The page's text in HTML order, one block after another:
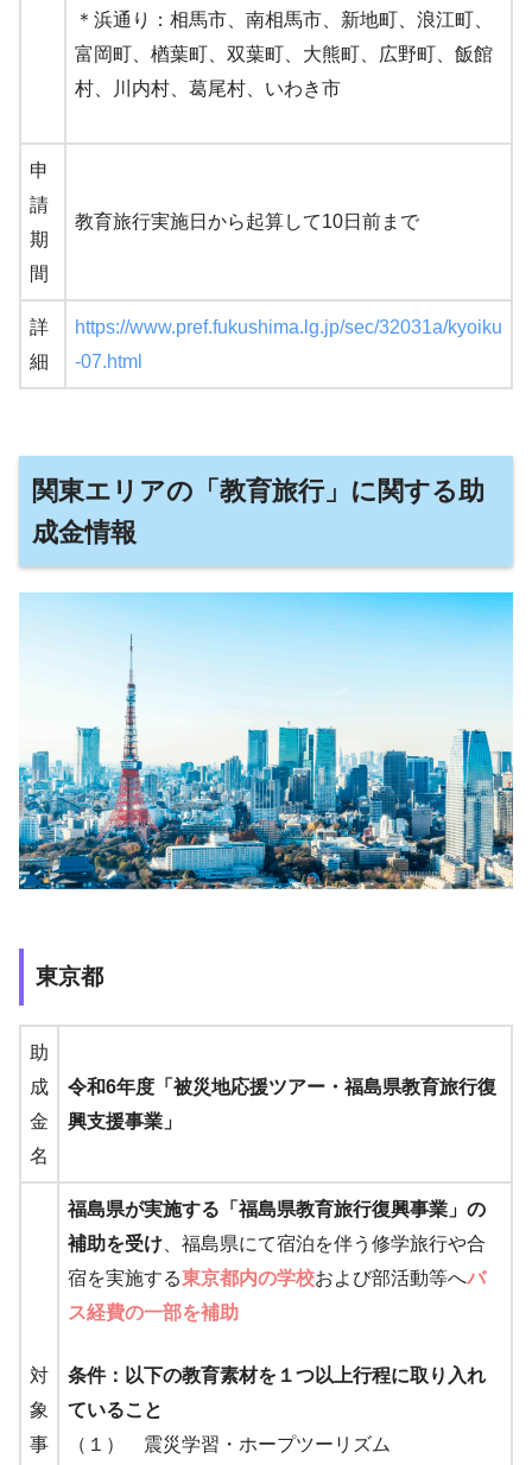
＊浜通り：相馬市、南相馬市、新地町、浪江町、
富岡町、楢葉町、双葉町、大熊町、広野町、飯館
村、川内村、葛尾村、いわき市
申
請
期
間
教育旅行実施日から起算して10日前まで
詳
細
https://www.pref.fukushima.lg.jp/sec/32031a/kyoiku
-07.html
関東エリアの「教育旅行」に関する助
成金情報
東京都
助
成
金
名
令和6年度「被災地応援ツアー・福島県教育旅行復
興支援事業」
対
象
事
福島県が実施する「福島県教育旅行復興事業」の
補助を受け 、福島県にて宿泊を伴う修学旅行や合
宿を実施する東京都内の学校および部活動等へバ
ス経費の一部を補助
条件：以下の教育素材を１つ以上行程に取り入れ
ていること
（１） 震災学習・ホープツーリズム